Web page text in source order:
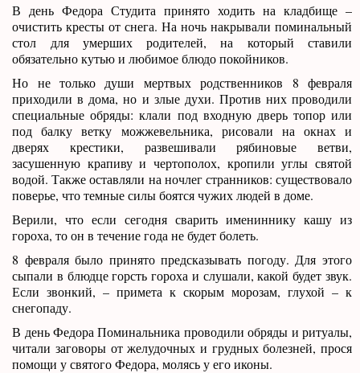
В день Федора Студита принято ходить на кладбище –
очистить кресты от снега. На ночь накрывали поминальный
стол для умерших родителей, на который ставили
обязательно кутью и любимое блюдо покойников.
Но не только души мертвых родственников 8 февраля
приходили в дома, но и злые духи. Против них проводили
специальные обряды: клали под входную дверь топор или
под балку ветку можжевельника, рисовали на окнах и
дверях крестики, развешивали рябиновые ветви,
засушенную крапиву и чертополох, кропили углы святой
водой. Также оставляли на ночлег странников: существовало
поверье, что темные силы боятся чужих людей в доме.
Верили, что если сегодня сварить имениннику кашу из
гороха, то он в течение года не будет болеть.
8 февраля было принято предсказывать погоду. Для этого
сыпали в блюдце горсть гороха и слушали, какой будет звук.
Если звонкий, – примета к скорым морозам, глухой – к
снегопаду.
В день Федора Поминальника проводили обряды и ритуалы,
читали заговоры от желудочных и грудных болезней, прося
помощи у святого Федора, молясь у его иконы.